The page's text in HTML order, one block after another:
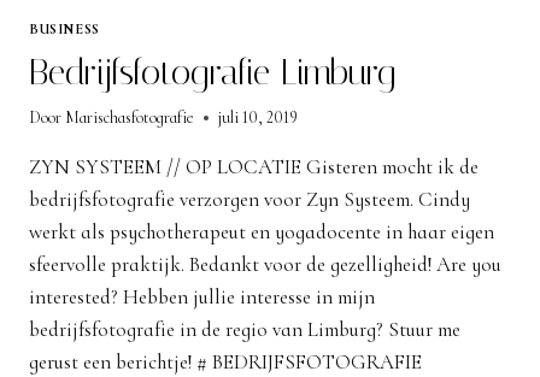
BUSINESS
Bedrijfsfotografie Limburg
Door Marischasfotografie juli 10, 2019
ZYN SYSTEEM // OP LOCATIE Gisteren mocht ik de
bedrijfsfotografie verzorgen voor Zyn Systeem. Cindy
werkt als psychotherapeut en yogadocente in haar eigen
sfeervolle praktijk. Bedankt voor de gezelligheid! Are you
interested? Hebben jullie interesse in mijn
bedrijfsfotografie in de regio van Limburg? Stuur me
gerust een berichtje! # BEDRIJFSFOTOGRAFIE